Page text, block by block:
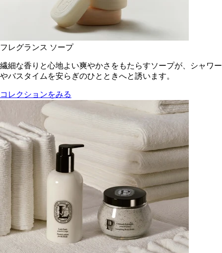
フレグランス ソープ
繊細な香りと心地よい爽やかさをもたらすソープが、シャワー
やバスタイムを安らぎのひとときへと誘います。
コレクションをみる